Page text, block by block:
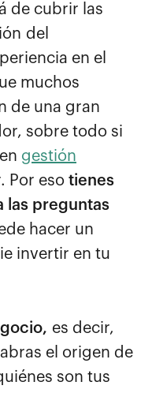
de cubrir las
del
en el
muchos
de una gran
sobre todo si
gestión
Por eso tienes
las preguntas
hacer un
invertir en tu
es decir,
el origen de
son tus